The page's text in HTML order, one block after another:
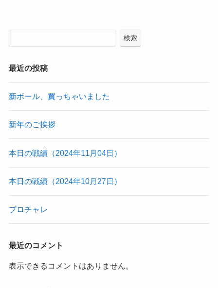
検索
最近の投稿
新ボール、買っちゃいました
新年のご挨拶
本日の戦績（2024年11月04日）
本日の戦績（2024年10月27日）
プロチャレ
最近のコメント
表示できるコメントはありません。